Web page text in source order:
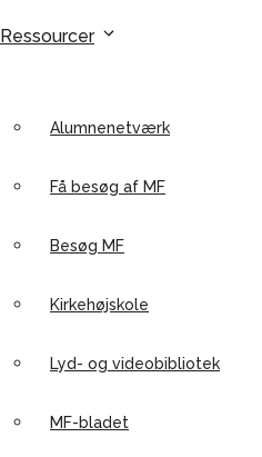
Ressourcer
Alumnenetværk
Få besøg af MF
Besøg MF
Kirkehøjskole
Lyd- og videobibliotek
MF-bladet